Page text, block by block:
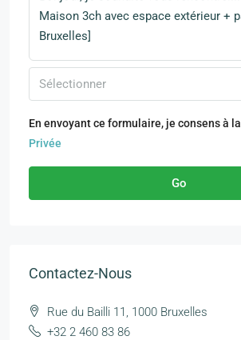
Sélectionner
En envoyant ce formulaire, je consens à la
Privée
Go
Contactez-Nous
Rue du Bailli 11, 1000 Bruxelles
+32 2 460 83 86